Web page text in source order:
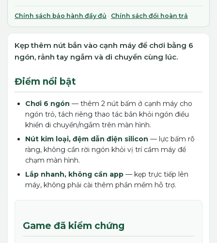
Chính sách bảo hành đầy đủ · Chính sách đổi hoàn trả
Kẹp thêm nút bắn vào cạnh máy để chơi bằng 6
ngón, rảnh tay ngắm và di chuyển cùng lúc.
Điểm nổi bật
Chơi 6 ngón — thêm 2 nút bấm ở cạnh máy cho
ngón trỏ, tách riêng thao tác bắn khỏi ngón điều
khiển di chuyển/ngắm trên màn hình.
Nút kim loại, đệm dẫn điện silicon — lực bấm rõ
ràng, không cần rời ngón khỏi vị trí cầm máy để
chạm màn hình.
Lắp nhanh, không cần app — kẹp trực tiếp lên
máy, không phải cài thêm phần mềm hỗ trợ.
Game đã kiểm chứng